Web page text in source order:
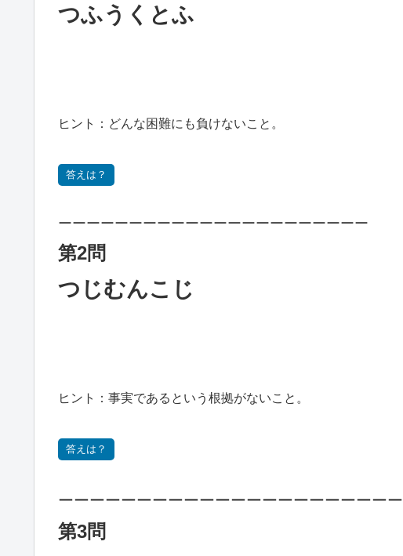
つふうくとふ
ヒント：どんな困難にも負けないこと。
答えは？
ーーーーーーーーーーーーーーーーーーーーーー
第2問
つじむんこじ
ヒント：事実であるという根拠がないこと。
答えは？
ーーーーーーーーーーーーーーーーーーーーーー
第3問